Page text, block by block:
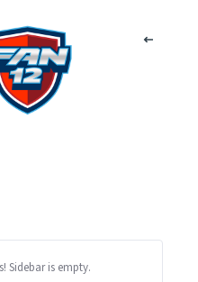
Sidebar is empty.